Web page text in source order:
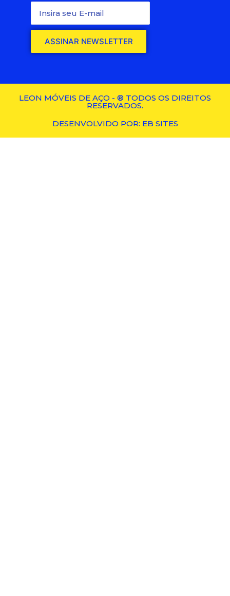
ASSINAR NEWSLETTER
LEON MÓVEIS DE AÇO - ® TODOS OS DIREITOS
RESERVADOS.
DESENVOLVIDO POR: EB SITES